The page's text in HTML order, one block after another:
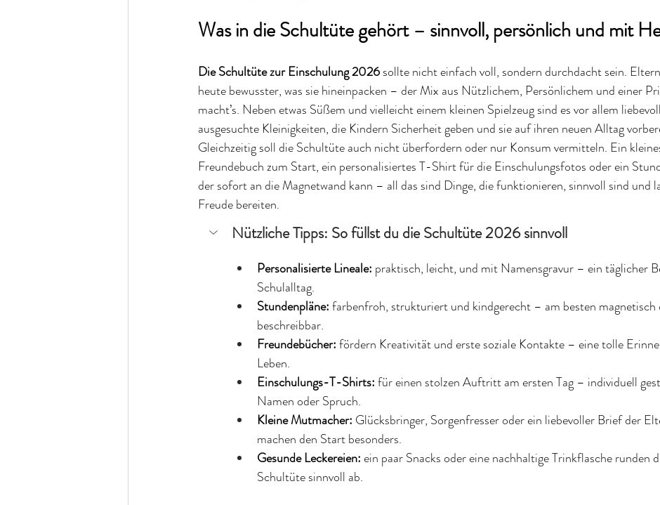
Was in die Schultüte gehört – sinnvoll, persönlich und mit
Die Schultüte zur Einschulung 2026 sollte nicht einfach voll, sondern durchdacht sein.
heute bewusster, was sie hineinpacken – der Mix aus Nützlichem, Persönlichem und einer
macht’s. Neben etwas Süßem und vielleicht einem kleinen Spielzeug sind es vor allem liebevoll
ausgesuchte Kleinigkeiten, die Kindern Sicherheit geben und sie auf ihren neuen Alltag
Gleichzeitig soll die Schultüte auch nicht überfordern oder nur Konsum vermitteln. Ein
Freundebuch zum Start, ein personalisiertes T-Shirt für die Einschulungsfotos oder ein
der sofort an die Magnetwand kann – all das sind Dinge, die funktionieren, sinnvoll sind und
Freude bereiten.
Nützliche Tipps: So füllst du die Schultüte 2026 sinnvoll
Personalisierte Lineale: praktisch, leicht, und mit Namensgravur – ein täglicher
Schulalltag.
Stundenpläne: farbenfroh, strukturiert und kindgerecht – am besten magnetisch
beschreibbar.
Freundebücher: fördern Kreativität und erste soziale Kontakte – eine tolle
Leben.
Einschulungs-T-Shirts: für einen stolzen Auftritt am ersten Tag – individuell
Namen oder Spruch.
Kleine Mutmacher: Glücksbringer, Sorgenfresser oder ein liebevoller Brief der
machen den Start besonders.
Gesunde Leckereien: ein paar Snacks oder eine nachhaltige Trinkflasche runden
Schultüte sinnvoll ab.